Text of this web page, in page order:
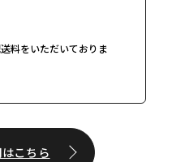
料をいただいておりま
こちら